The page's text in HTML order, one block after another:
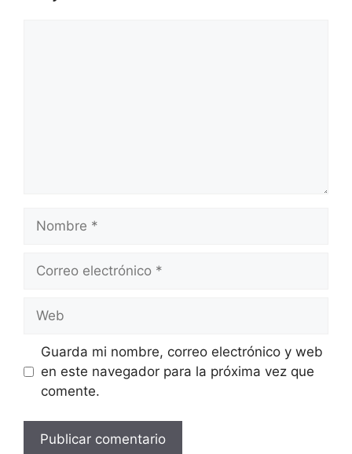
electrónico
Guarda mi nombre, correo electrónico y web
en este navegador para la próxima vez que
comente.